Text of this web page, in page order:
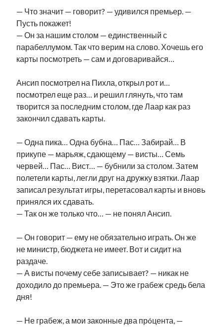
— Что значит — говорит? — удивился премьер. —
Пусть покажет!
— Он за нашим столом — единственный с
парабеллумом. Так что верим на слово. Хочешь его
карты посмотреть — сам и договаривайся…
Ансип посмотрел на Пихла, открыл рот и…
посмотрел еще раз… и решил глянуть, что там
творится за последним столом, где Лаар как раз
закончил сдавать карты.
— Одна пика… Одна бубна… Пас… Забирай… В
прикупе — марьяж, сдающему — висты… Семь
червей… Пас… Вист… — бубнили за столом. Затем
полетели карты, легли друг на дружку взятки. Лаар
записал результат игры, перетасовал карты и вновь
принялся их сдавать.
— Так он же только что… — не понял Ансип.
— Он говорит — ему не обязательно играть. Он же
не министр, бюджета не имеет. Вот и сидит на
раздаче.
— А висты почему себе записывает? — никак не
доходило до премьера. — Это же грабеж средь бела
дня!
— Не грабеж, а мои законные два прóцента, —